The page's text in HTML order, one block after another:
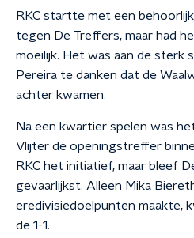
RKC startte met een
tegen De Treffers, maar had
moeilijk. Het was aan de sterk
Pereira te danken dat de
achter kwamen.
Na een kwartier spelen was
Vlijter de openingstreffer
RKC het initiatief, maar bleef
gevaarlijkst. Alleen Mika
eredivisiedoelpunten maakte,
de 1-1.